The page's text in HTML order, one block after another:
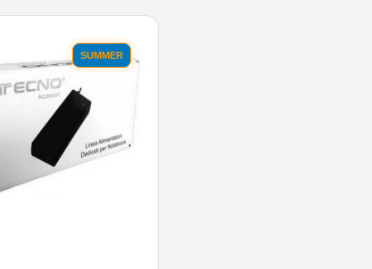
SUMMER